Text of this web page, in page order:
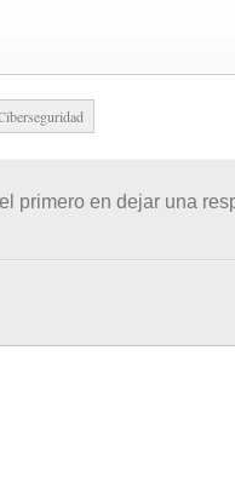
primero en dejar una